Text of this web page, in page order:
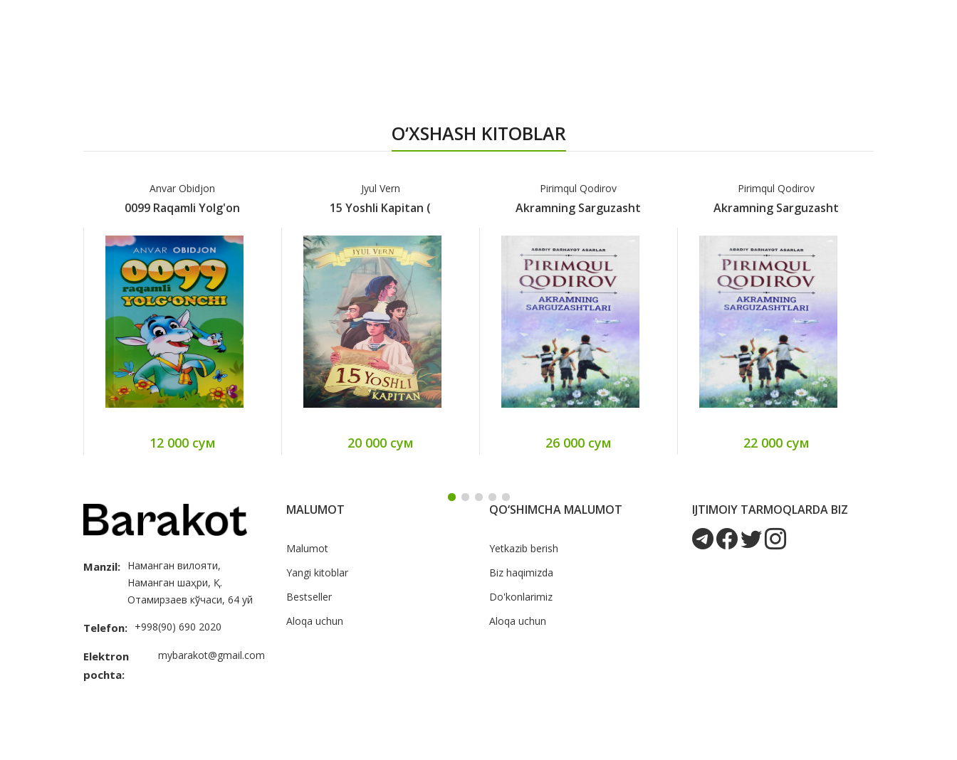
O‘XSHASH KITOBLAR
Anvar Obidjon
0099 Raqamli Yolg'on
12 000 сум
Jyul Vern
15 Yoshli Kapitan (
20 000 сум
Pirimqul Qodirov
Akramning Sarguzasht
26 000 сум
Pirimqul Qodirov
Akramning Sarguzasht
22 000 сум
Manzil: Наманган вилояти,
Наманган шаҳри, Қ.
Отамирзаев кўчаси, 64 уй
Telefon: +998(90) 690 2020
Elektron
pochta:
mybarakot@gmail.com
MALUMOT
Malumot
Yangi kitoblar
Bestseller
Aloqa uchun
QO‘SHIMCHA MALUMOT
Yetkazib berish
Biz haqimizda
Do'konlarimiz
Aloqa uchun
IJTIMOIY TARMOQLARDA BIZ